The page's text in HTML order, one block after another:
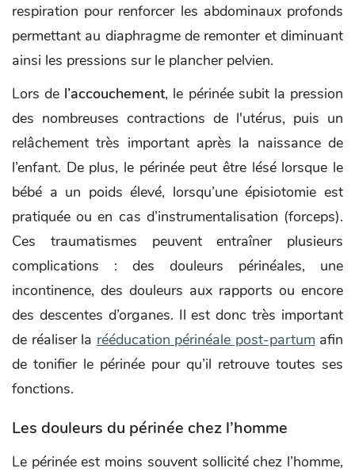
respiration pour renforcer les abdominaux profonds
permettant au diaphragme de remonter et diminuant
ainsi les pressions sur le plancher pelvien.
Lors de l’accouchement, le périnée subit la pression
des nombreuses contractions de l'utérus, puis un
relâchement très important après la naissance de
l’enfant. De plus, le périnée peut être lésé lorsque le
bébé a un poids élevé, lorsqu’une épisiotomie est
pratiquée ou en cas d’instrumentalisation (forceps).
Ces traumatismes peuvent entraîner plusieurs
complications : des douleurs périnéales, une
incontinence, des douleurs aux rapports ou encore
des descentes d’organes. Il est donc très important
de réaliser la rééducation périnéale post-partum afin
de tonifier le périnée pour qu’il retrouve toutes ses
fonctions.
Les douleurs du périnée chez l’homme
Le périnée est moins souvent sollicité chez l’homme,